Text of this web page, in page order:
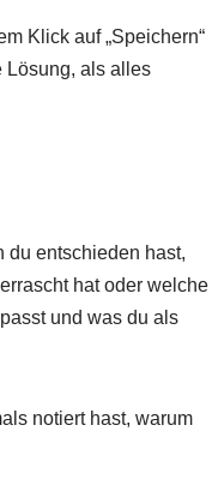
Klick auf „Speichern“
Lösung, als alles
du entschieden hast,
hat oder welche
und was du als
notiert hast, warum